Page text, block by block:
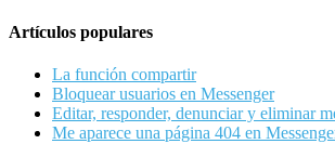
Artículos populares
La función compartir
Bloquear usuarios en Messenger
Editar, responder, denunciar y eliminar
Me aparece una página 404 en